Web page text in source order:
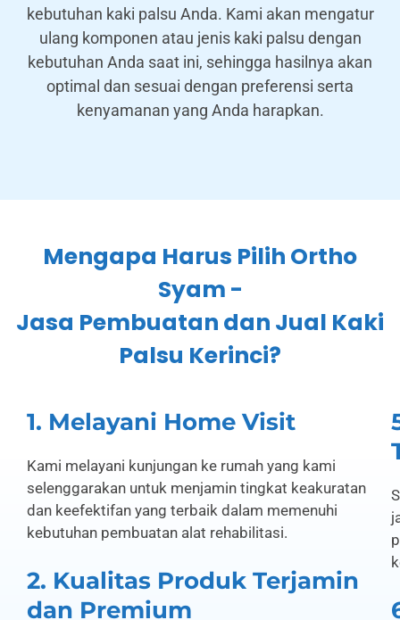
kebutuhan kaki palsu Anda. Kami akan mengatur
ulang komponen atau jenis kaki palsu dengan
kebutuhan Anda saat ini, sehingga hasilnya akan
optimal dan sesuai dengan preferensi serta
kenyamanan yang Anda harapkan.
Mengapa Harus Pilih Ortho
Syam -
Jasa Pembuatan dan Jual Kaki
Palsu Kerinci?
1. Melayani Home Visit
Kami melayani kunjungan ke rumah yang kami
selenggarakan untuk menjamin tingkat keakuratan
dan keefektifan yang terbaik dalam memenuhi
kebutuhan pembuatan alat rehabilitasi.
2. Kualitas Produk Terjamin
dan Premium